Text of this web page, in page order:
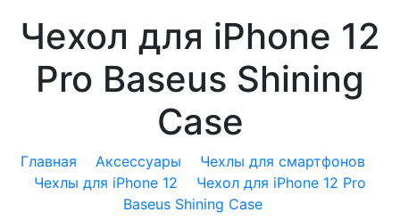
Чехол для iPhone 12
Pro Baseus Shining
Case
Главная Аксессуары
Чехлы для смартфонов
Чехлы для iPhone 12
Чехол для iPhone 12 Pro
Baseus Shining Case